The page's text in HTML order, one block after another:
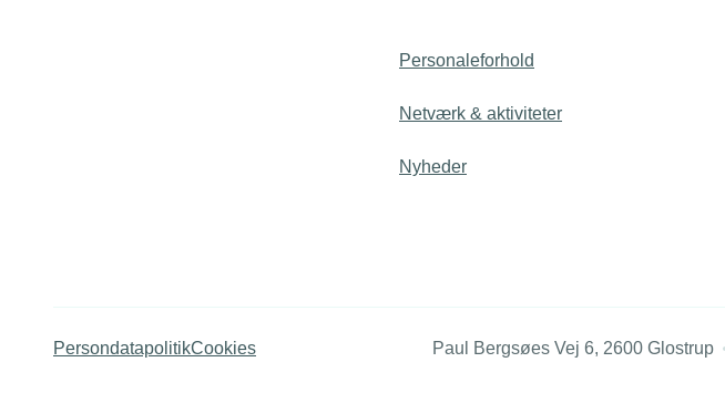
Personaleforhold
Netværk & aktiviteter
Nyheder
PersondatapolitikCookies Paul Bergsøes Vej 6, 2600 Glostrup